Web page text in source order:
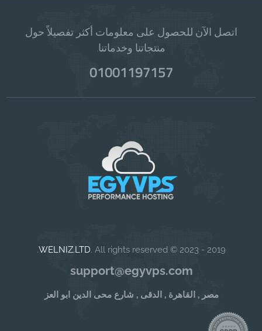
اتصل الآن للحصول على معلومات أكثر تفصيلاً حول
منتجاتنا وخدماتنا.
01001197157
2019 - 2023 ©
WELNIZ.LTD. All rights reserved.
support@egyvps.com
مصر , القاهرة , الدقى , شارع محى الدين ابو العز